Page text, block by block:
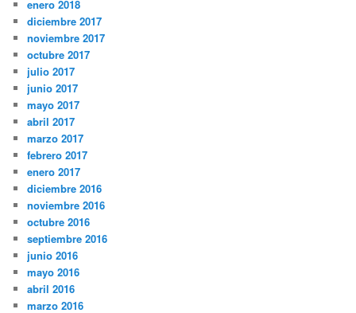
enero 2018
diciembre 2017
noviembre 2017
octubre 2017
julio 2017
junio 2017
mayo 2017
abril 2017
marzo 2017
febrero 2017
enero 2017
diciembre 2016
noviembre 2016
octubre 2016
septiembre 2016
junio 2016
mayo 2016
abril 2016
marzo 2016